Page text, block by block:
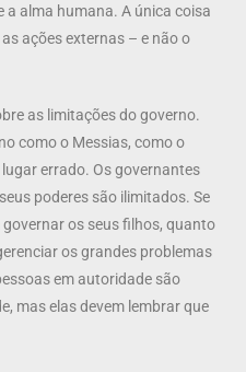
a alma humana. A única coisa
ações externas – e não o
as limitações do governo.
como o Messias, como o
errado. Os governantes
poderes são ilimitados. Se
os seus filhos, quanto
os grandes problemas
em autoridade são
mas elas devem lembrar que